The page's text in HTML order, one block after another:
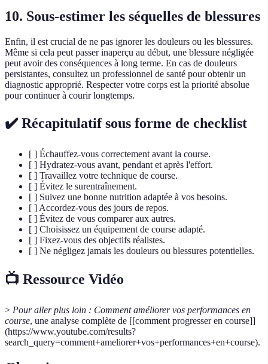
10. Sous-estimer les séquelles de blessures
Enfin, il est crucial de ne pas ignorer les douleurs ou les blessures.
Même si cela peut passer inaperçu au début, une blessure négligée
peut avoir des conséquences à long terme. En cas de douleurs
persistantes, consultez un professionnel de santé pour obtenir un
diagnostic approprié. Respecter votre corps est la priorité absolue
pour continuer à courir longtemps.
✔️ Récapitulatif sous forme de checklist
[ ] Échauffez-vous correctement avant la course.
[ ] Hydratez-vous avant, pendant et après l'effort.
[ ] Travaillez votre technique de course.
[ ] Évitez le surentraînement.
[ ] Suivez une bonne nutrition adaptée à vos besoins.
[ ] Accordez-vous des jours de repos.
[ ] Évitez de vous comparer aux autres.
[ ] Choisissez un équipement de course adapté.
[ ] Fixez-vous des objectifs réalistes.
[ ] Ne négligez jamais les douleurs ou blessures potentielles.
📺 Ressource Vidéo
> Pour aller plus loin : Comment améliorer vos performances en
course, une analyse complète de [[comment progresser en course]]
(https://www.youtube.com/results?
search_query=comment+ameliorer+vos+performances+en+course).